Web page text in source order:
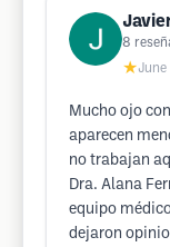
8
★
Mucho ojo
aparecen
no trabajan
Dra. Alana
equipo
dejaron